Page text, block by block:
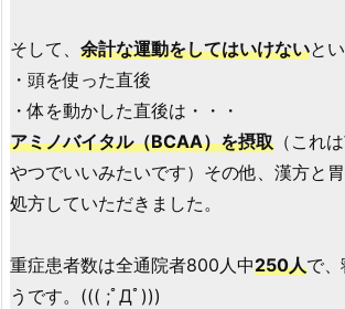
そして、 余計な運動をしてはいけないと
・頭を使った直後
・体を動かした直後は・・・
アミノバイタル（BCAA）を摂取 （これ
やつでいいみたいです）その他、漢方と
処方していただきました。
重症患者数は全通院者800人中250人で
うです。((( ;ﾟДﾟ)))